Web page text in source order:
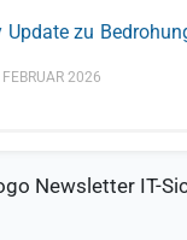
Update zu
2026